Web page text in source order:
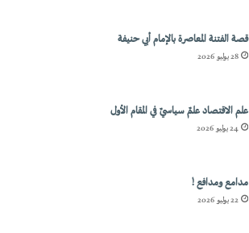
قصة الفتنة المعاصرة بالإمام أبي حنيفة
28 يوليو 2026
علم الاقتصاد علمٌ سياسيٌ في المقام الأول
24 يوليو 2026
مدامع ومدافع !
22 يوليو 2026